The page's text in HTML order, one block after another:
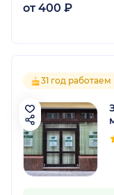
от 400 ₽
31 год